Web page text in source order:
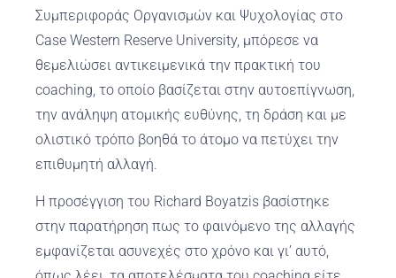
Συμπεριφοράς Οργανισμών και Ψυχολογίας στο
Case Western Reserve University, μπόρεσε να
θεμελιώσει αντικειμενικά την πρακτική του
coaching, το οποίο βασίζεται στην αυτοεπίγνωση,
την ανάληψη ατομικής ευθύνης, τη δράση και με
ολιστικό τρόπο βοηθά το άτομο να πετύχει την
επιθυμητή αλλαγή.
Η προσέγγιση του Richard Boyatzis βασίστηκε
στην παρατήρηση πως το φαινόμενο της αλλαγής
εμφανίζεται ασυνεχές στο χρόνο και γι’ αυτό,